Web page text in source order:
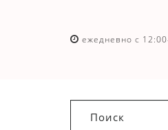
ежедневно с